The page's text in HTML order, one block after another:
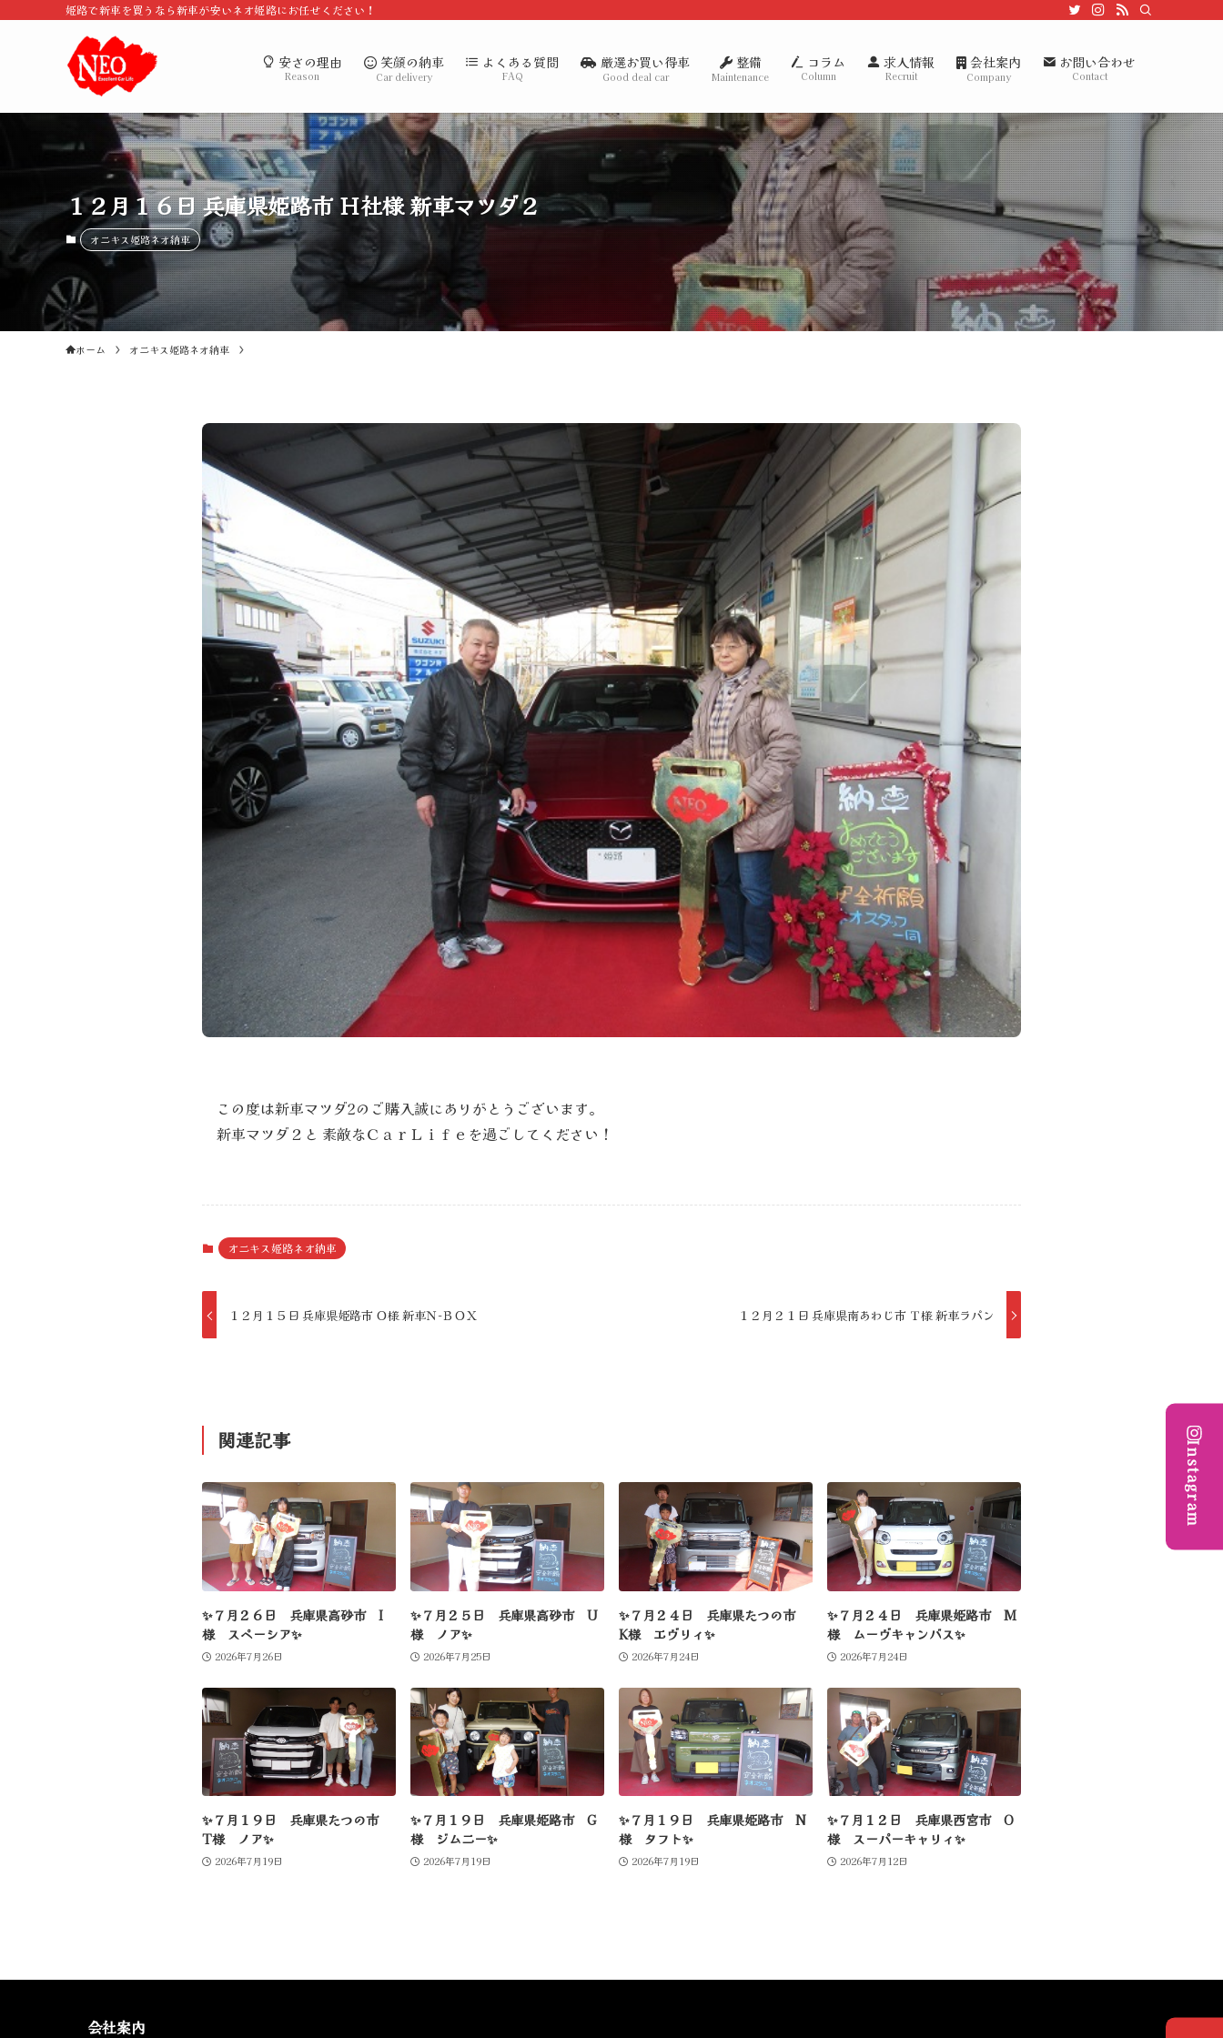
姫路で新車を買うなら新車が安いネオ姫路にお任せください！
安さの理由
Reason
笑顔の納車
Car delivery
よくある質問
FAQ
厳選お買い得車
Good deal car
整備
Maintenance
コラム
Column
求人情報
Recruit
会社案内
Company
お問い合わせ
Contact
１２月１６日 兵庫県姫路市 Ｈ社様 新車マツダ２
オニキス姫路ネオ納車
ホーム オニキス姫路ネオ納車
この度は新車マツダ2のご購入誠にありがとうございます。
新車マツダ２と 素敵なＣａｒＬｉｆｅを過ごしてください！
オニキス姫路ネオ納車
１２月１５日 兵庫県姫路市 Ｏ様 新車Ｎ-ＢＯＸ １２月２１日 兵庫県南あわじ市 Ｔ様 新車ラパン
関連記事
✨７月２６日 兵庫県高砂市 I
様 スペーシア✨
2026年7月26日
✨７月２５日 兵庫県高砂市 U
様 ノア✨
2026年7月25日
✨７月２４日 兵庫県たつの市
K様 エヴリィ✨
2026年7月24日
✨７月２４日 兵庫県姫路市 M
様 ムーヴキャンバス✨
2026年7月24日
✨７月１９日 兵庫県たつの市
T様 ノア✨
2026年7月19日
✨７月１９日 兵庫県姫路市 G
様 ジムニー✨
2026年7月19日
✨７月１９日 兵庫県姫路市 N
様 タフト✨
2026年7月19日
✨７月１２日 兵庫県西宮市 O
様 スーパーキャリィ✨
2026年7月12日
Instagram
会社案内